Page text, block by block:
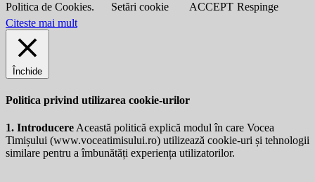
Politica de Cookies.
Setări cookie ACCEPT Respinge
Citeste mai mult
Închide
Politica privind utilizarea cookie-urilor
1. Introducere Această politică explică modul în care Vocea
Timișului (www.voceatimisului.ro) utilizează cookie-uri și tehnologii
similare pentru a îmbunătăți experiența utilizatorilor.